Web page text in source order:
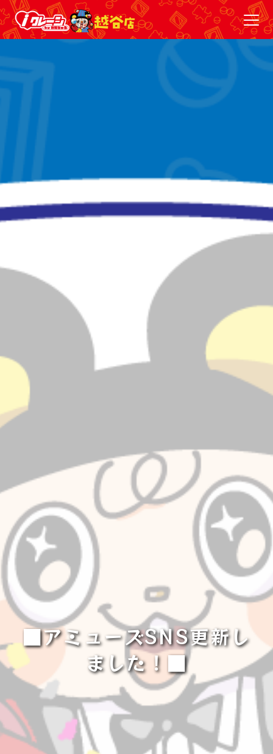
■アミューズSNS更新し
ました！■